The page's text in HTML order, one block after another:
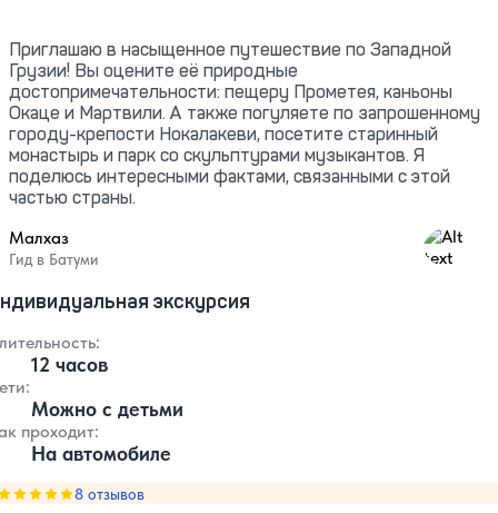
Приглашаю в насыщенное путешествие по Западной
Грузии! Вы оцените её природные
достопримечательности: пещеру Прометея, каньоны
Окаце и Мартвили. А также погуляете по запрошенному
городу-крепости Нокалакеви, посетите старинный
монастырь и парк со скульптурами музыкантов. Я
поделюсь интересными фактами, связанными с этой
частью страны.
Малхаз
Гид в Батуми
4.86
экскурсия
12 часов
Можно с детьми
проходит:
На автомобиле
количество звезд:
8 отзывов